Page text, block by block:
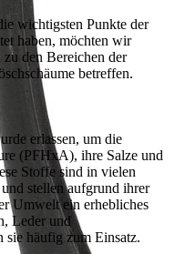
wichtigsten Punkte der
haben, möchten wir
den Bereichen der
betreffen.
erlassen, um die
(PFHxA), ihre Salze und
Stoffe sind in vielen
stellen aufgrund ihrer
Umwelt ein erhebliches
Leder und
sie häufig zum Einsatz.